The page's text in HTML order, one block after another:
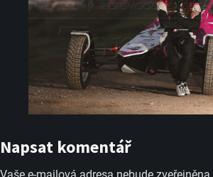
Napsat komentář
Vaše e-mailová adresa nebude zveřejněna.